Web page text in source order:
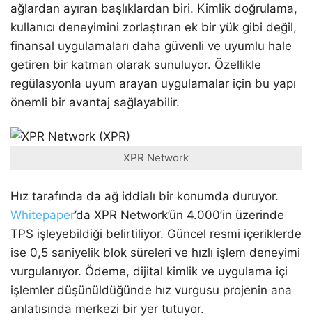
ağlardan ayıran başlıklardan biri. Kimlik doğrulama,
kullanıcı deneyimini zorlaştıran ek bir yük gibi değil,
finansal uygulamaları daha güvenli ve uyumlu hale
getiren bir katman olarak sunuluyor. Özellikle
regülasyonla uyum arayan uygulamalar için bu yapı
önemli bir avantaj sağlayabilir.
XPR Network
Hız tarafında da ağ iddialı bir konumda duruyor.
Whitepaper’da XPR Network’ün 4.000’in üzerinde
TPS işleyebildiği belirtiliyor. Güncel resmi içeriklerde
ise 0,5 saniyelik blok süreleri ve hızlı işlem deneyimi
vurgulanıyor. Ödeme, dijital kimlik ve uygulama içi
işlemler düşünüldüğünde hız vurgusu projenin ana
anlatısında merkezi bir yer tutuyor.